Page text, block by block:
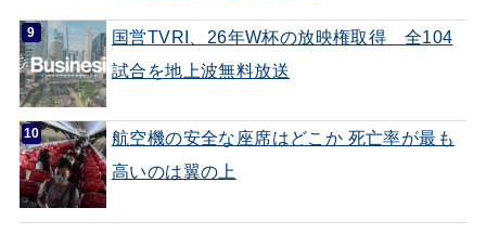
国営TVRI、26年W杯の放映権取得 全104
試合を地上波無料放送
航空機の安全な座席はどこか 死亡率が最も
高いのは翼の上